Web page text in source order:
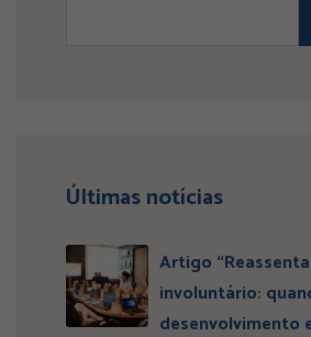
Últimas notícias
Artigo
involuntário:
desenvolvimento